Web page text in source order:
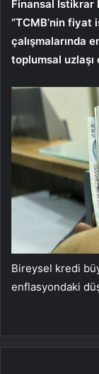
Finansal İstikrar
“TCMB’nin
çalışmalarında
toplumsal uzlaşı
Bireysel kredi
enflasyondaki